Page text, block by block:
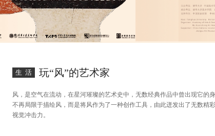
生活 玩“风”的艺术家
风，是空气在流动，在星河璀璨的艺术史中，无数经典作品中曾出现它的
不再局限于描绘风，而是将风作为了一种创作工具，由此迸发出了无数精
视觉冲击力。